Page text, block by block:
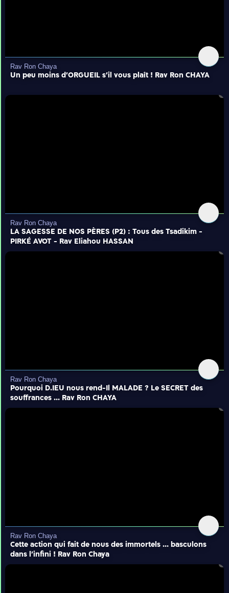
Rav Ron Chaya
Un peu moins d'ORGUEIL s'il vous plaît ! Rav Ron CHAYA
Rav Ron Chaya
LA SAGESSE DE NOS PÈRES (P2) : Tous des Tsadikim -
PIRKÉ AVOT - Rav Eliahou HASSAN
Rav Ron Chaya
Pourquoi D.IEU nous rend-Il MALADE ? Le SECRET des
souffrances ... Rav Ron CHAYA
Rav Ron Chaya
Cette action qui fait de nous des immortels ... basculons
dans l’infini ! Rav Ron Chaya